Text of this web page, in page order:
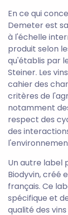
En ce qui
Demeter est
à l'échelle
produit selon
qu'établis par
Steiner. Les
cahier des
critères de
notamment
respect des
des
Un autre label
Biodyvin, créé
français. Ce
spécifique et
qualité des